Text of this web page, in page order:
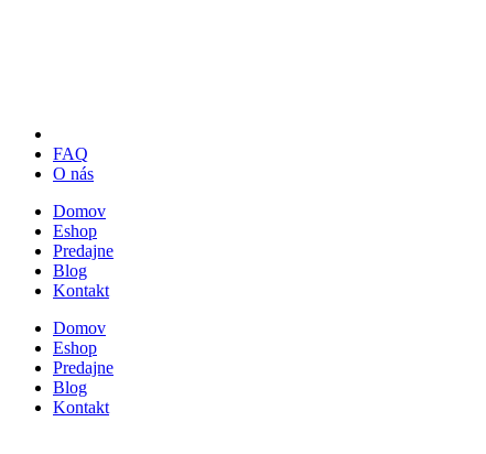
FAQ
O nás
Domov
Eshop
Predajne
Blog
Kontakt
Domov
Eshop
Predajne
Blog
Kontakt